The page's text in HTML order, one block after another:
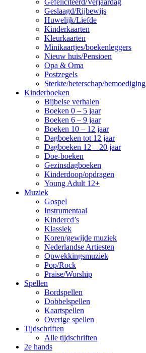
Gefeliciteerd/Verjaardag
Geslaagd/Rijbewijs
Huwelijk/Liefde
Kinderkaarten
Kleurkaarten
Minikaartjes/boekenleggers
Nieuw huis/Pensioen
Opa & Oma
Postzegels
Sterkte/beterschap/bemoediging
Kinderboeken
Bijbelse verhalen
Boeken 0 – 5 jaar
Boeken 6 – 9 jaar
Boeken 10 – 12 jaar
Dagboeken tot 12 jaar
Dagboeken 12 – 20 jaar
Doe-boeken
Gezinsdagboeken
Kinderdoop/opdragen
Young Adult 12+
Muziek
Gospel
Instrumentaal
Kindercd’s
Klassiek
Koren/gewijde muziek
Nederlandse Artiesten
Opwekkingsmuziek
Pop/Rock
Praise/Worship
Spellen
Bordspellen
Dobbelspellen
Kaartspellen
Overige spellen
Tijdschriften
Alle tijdschriften
2e hands